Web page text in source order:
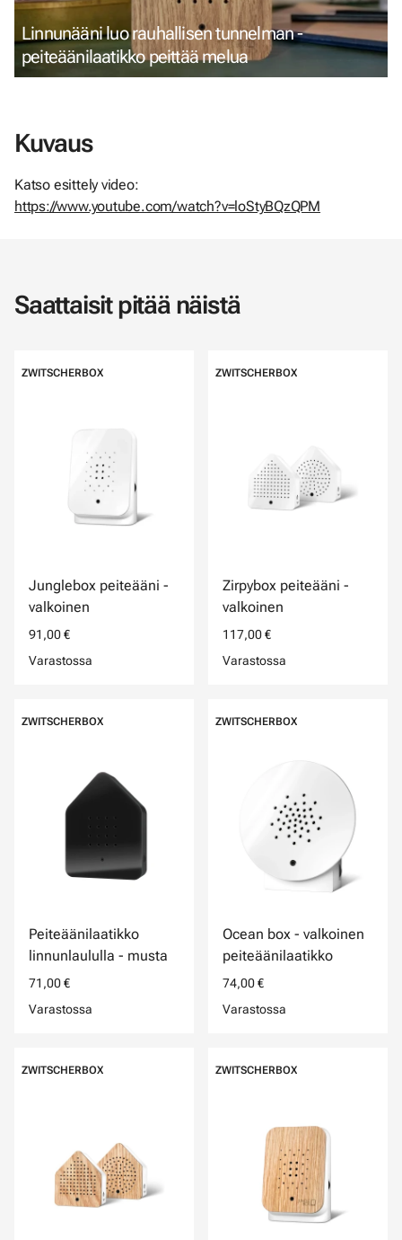
Linnunääni luo rauhallisen tunnelman -
peiteäänilaatikko peittää melua
Kuvaus
Katso esittely video:
https://www.youtube.com/watch?v=loStyBQzQPM
Saattaisit pitää näistä
ZWITSCHERBOX
Junglebox peiteääni -
valkoinen
91,00 €
Varastossa
ZWITSCHERBOX
Zirpybox peiteääni -
valkoinen
117,00 €
Varastossa
ZWITSCHERBOX
Peiteäänilaatikko
linnunlaululla - musta
71,00 €
Varastossa
ZWITSCHERBOX
Ocean box - valkoinen
peiteäänilaatikko
74,00 €
Varastossa
ZWITSCHERBOX ZWITSCHERBOX